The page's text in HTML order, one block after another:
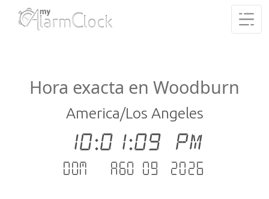
Hora exacta en Woodburn
America/Los Angeles
10:01:10 PM
dom. - ago 09 .2026